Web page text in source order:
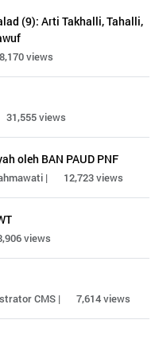
(9): Arti Takhalli, Tahalli,
views
31,555 views
oleh BAN PAUD PNF
| 12,723 views
views
CMS | 7,614 views